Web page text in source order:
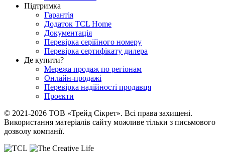
Підтримка
Гарантія
Додаток TCL Home
Документація
Перевірка серійного номеру
Перевірка сертифікату дилера
Де купити?
Мережа продаж по регіонам
Онлайн-продажі
Перевірка надійності продавця
Проєкти
© 2021-2026 ТОВ «Трейд Сікрет». Всі права захищені.
Використання матеріалів сайту можливе тільки з письмового
дозволу компанії.